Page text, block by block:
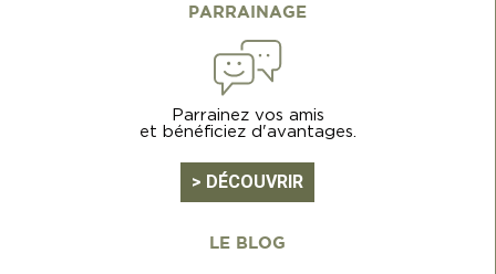
PARRAINAGE
Parrainez vos amis
et bénéficiez d'avantages.
> DÉCOUVRIR
LE BLOG